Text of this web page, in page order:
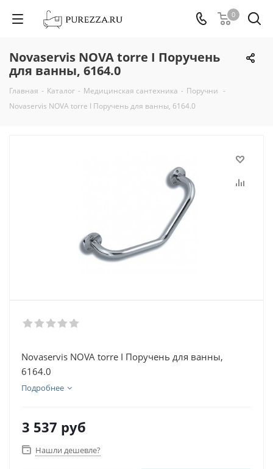
0
Novaservis NOVA torre I Поручень
для ванны, 6164.0
Главная - Каталог - Медицинская сантехника - Поручни -
Novaservis NOVA torre I Поручень для ванны, 6164.0
Novaservis NOVA torre I Поручень для ванны,
6164.0
Подробнее
3 537 руб
Нашли дешевле?